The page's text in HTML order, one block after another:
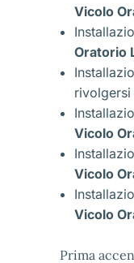
Vicolo
Oratorio
rivolgersi
Vicolo
Vicolo
Vicolo
Prima